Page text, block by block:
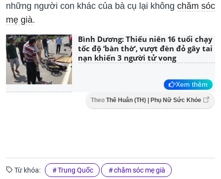
những người con khác của bà cụ lại không chăm sóc
mẹ già.
Bình Dương: Thiếu niên 16 tuổi chạy
tốc độ ‘bàn thờ’, vượt đèn đỏ gây tai
nạn khiến 3 người tử vong
Xem thêm
Theo Thế Huân (TH) | Phụ Nữ Sức Khỏe
Từ khóa: Trung Quốc chăm sóc mẹ già